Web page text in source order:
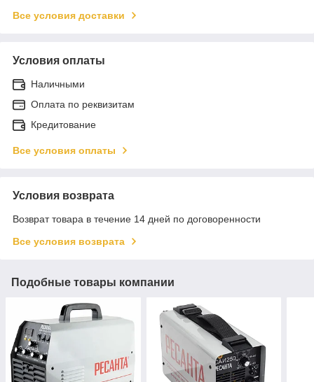
Все условия доставки
Условия оплаты
Наличными
Оплата по реквизитам
Кредитование
Все условия оплаты
Условия возврата
Возврат товара в течение 14 дней по договоренности
Все условия возврата
Подобные товары компании